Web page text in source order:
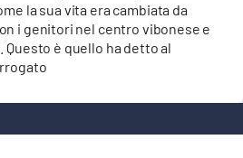
la sua vita era cambiata da
i genitori nel centro vibonese e
Questo è quello ha detto al